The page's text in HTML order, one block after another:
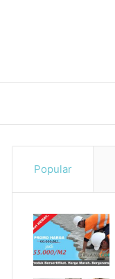
Popular